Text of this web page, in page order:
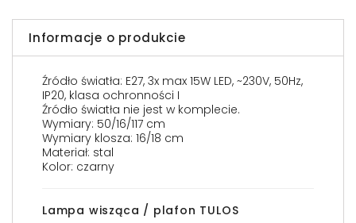
Informacje o produkcie
Źródło światła: E27, 3x max 15W LED, ~230V, 50Hz,
IP20, klasa ochronności I
Źródło światła nie jest w komplecie.
Wymiary: 50/16/117 cm
Wymiary klosza: 16/18 cm
Materiał: stal
Kolor: czarny
Lampa wisząca / plafon TULOS